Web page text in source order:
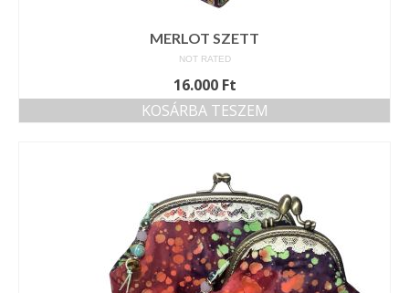
MERLOT SZETT
NOT RATED
16.000 Ft
KOSÁRBA TESZEM